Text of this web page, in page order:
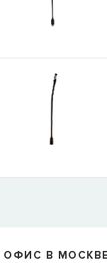
СООБЩИТЬ
ОФИС В